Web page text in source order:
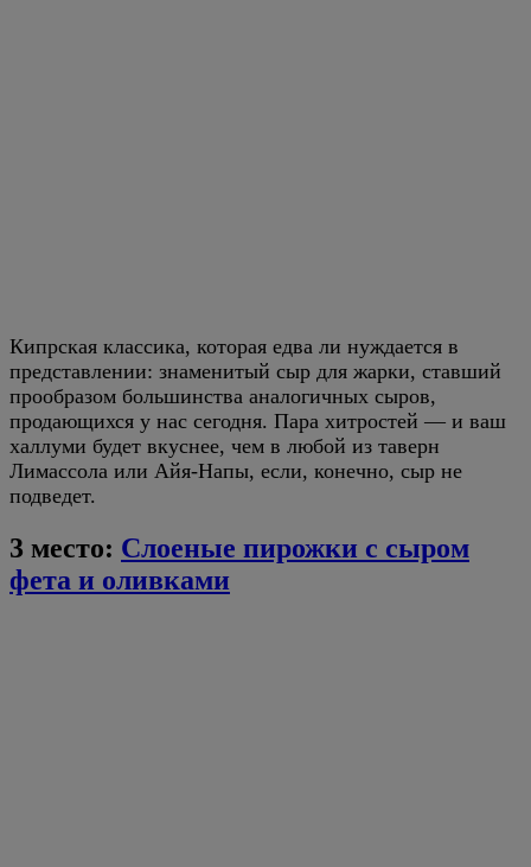
Кипрская классика, которая едва ли нуждается в
представлении: знаменитый сыр для жарки, ставший
прообразом большинства аналогичных сыров,
продающихся у нас сегодня. Пара хитростей — и ваш
халлуми будет вкуснее, чем в любой из таверн
Лимассола или Айя-Напы, если, конечно, сыр не
подведет.
3 место: Слоеные пирожки с сыром
фета и оливками